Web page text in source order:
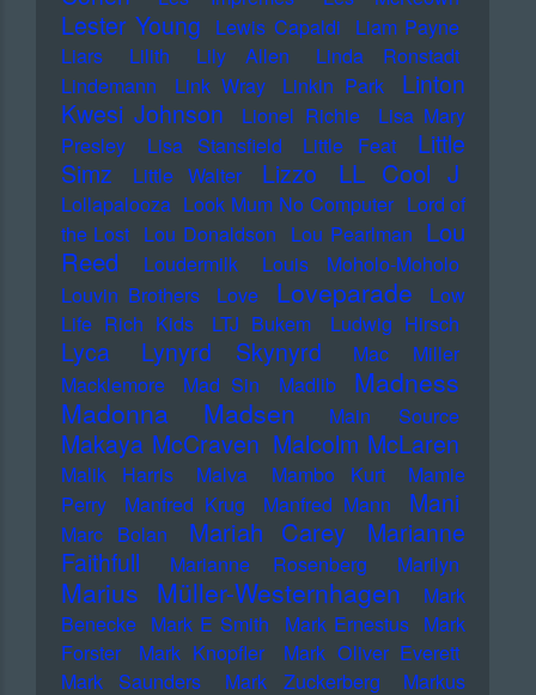
Lester Young Lewis Capaldi Liam Payne
Liars
Lilith Lily Allen
Linda Ronstadt
Lindemann
Link Wray Linkin Park
Linton
Kwesi Johnson
Lionel Richie
Lisa Mary
Presley
Lisa Stansfield Little Feat
Little
Simz
Little Walter Lizzo LL Cool J
Lollapalooza Look Mum No Computer Lord of
the Lost Lou Donaldson Lou Pearlman Lou
Reed
Loudermilk
Louis Moholo-Moholo
Louvin Brothers
Love Loveparade
Low
Life Rich Kids
LTJ Bukem Ludwig Hirsch
Lyca Lynyrd Skynyrd
Mac Miller
Macklemore
Mad Sin Madlib
Madness
Madonna
Madsen Main Source
Makaya McCraven Malcolm McLaren
Malik Harris Malva Mambo Kurt
Mamie
Perry
Manfred Krug Manfred Mann Mani
Marc Bolan Mariah Carey
Marianne
Faithfull
Marianne Rosenberg Marilyn
Marius Müller-Westernhagen
Mark
Benecke Mark E Smith Mark Ernestus Mark
Forster
Mark Knopfler
Mark Oliver Everett
Mark Saunders
Mark Zuckerberg
Markus